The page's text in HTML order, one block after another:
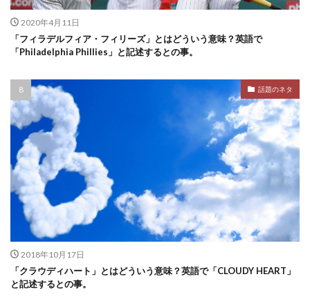
2020年4月11日
「フィラデルフィア・フィリーズ」とはどういう意味？英語で
「Philadelphia Phillies」と記述するとの事。
話題のネタ
2018年10月17日
「クラウディハート」とはどういう意味？英語で「CLOUDY HEART」
と記述するとの事。